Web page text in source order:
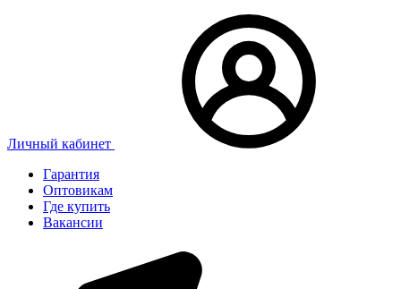
Личный кабинет
Гарантия
Оптовикам
Где купить
Вакансии